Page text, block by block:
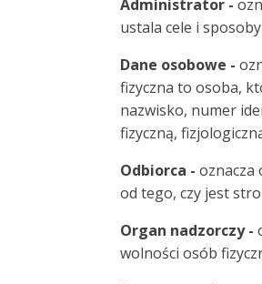
Administrator -
ustala cele i
Dane osobowe -
fizyczna to osoba,
nazwisko, numer
fizyczną,
Odbiorca - oznacza
od tego, czy jest
Organ nadzorczy -
wolności osób